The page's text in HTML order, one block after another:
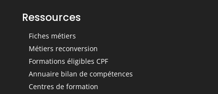
Ressources
Fiches métiers
Métiers reconversion
Formations éligibles CPF
Annuaire bilan de compétences
Centres de formation